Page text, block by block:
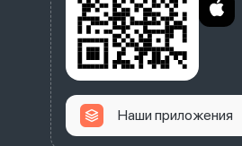
Наши приложения